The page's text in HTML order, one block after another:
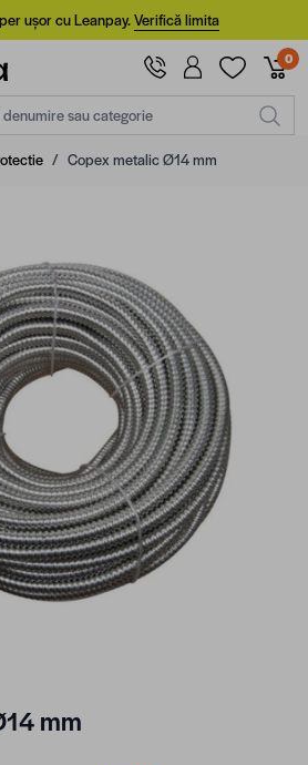
ușor cu Leanpay.Verifică limita
0
sau categorie
/ Copex metalic Ø14 mm
mm